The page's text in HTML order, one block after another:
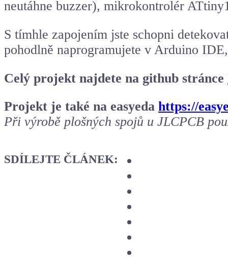
neutáhne buzzer), mikrokontrolér
S tímhle zapojením jste schopni
pohodlně naprogramujete v Arduino IDE
Celý projekt najdete na github stránce
Projekt je také na easyeda https://
Při výrobě plošných spojů u JLCPCB
SDÍLEJTE ČLÁNEK: